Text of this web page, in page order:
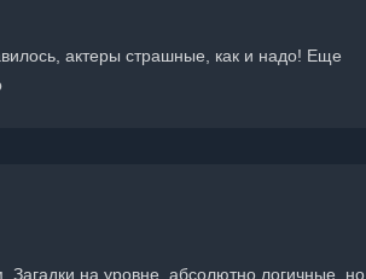
актеры страшные, как и надо! Еще
на уровне, абсолютно логичные, но